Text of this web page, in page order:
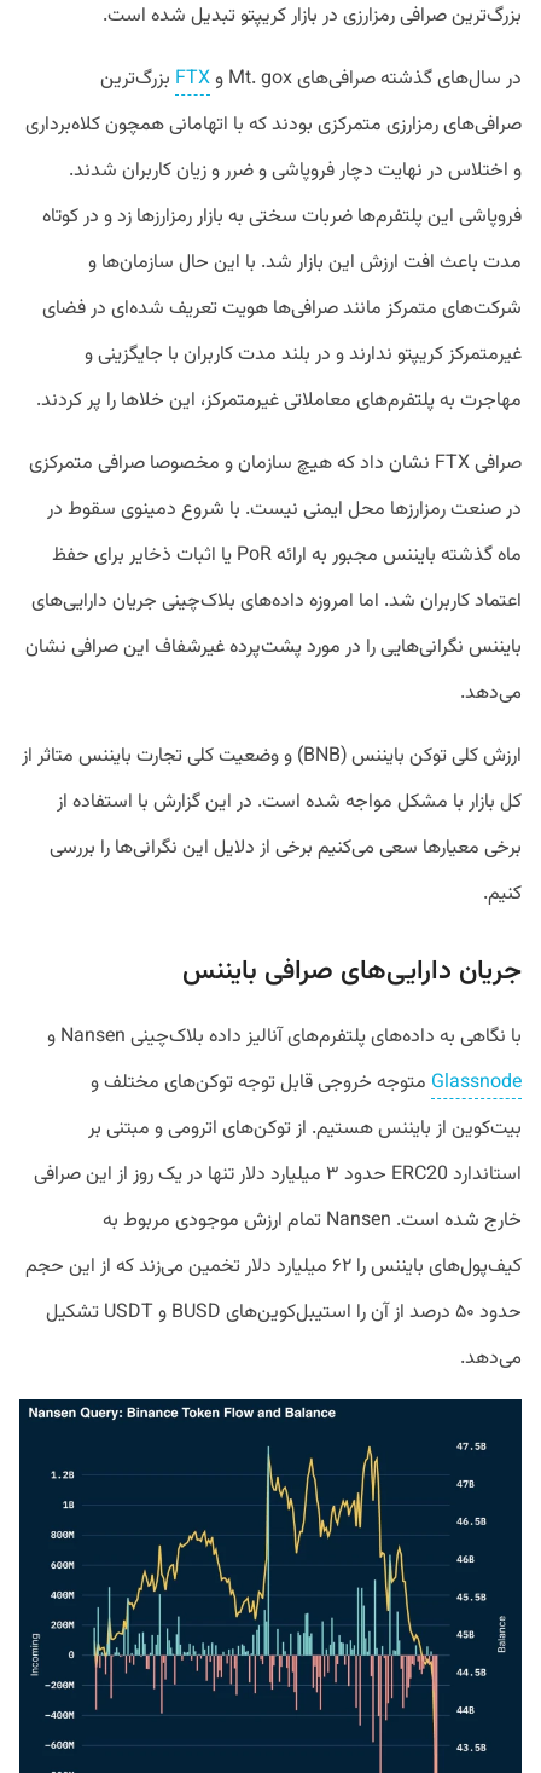
بزرگ‌ترین صرافی رمزارزی در بازار کریپتو تبدیل شده است.
در سال‌های گذشته صرافی‌های Mt. gox و FTX بزرگ‌ترین
صرافی‌های رمزارزی متمرکزی بودند که با اتهامانی همچون کلاه‌برداری
و اختلاس در نهایت دچار فروپاشی و ضرر و زیان کاربران شدند.
فروپاشی این پلتفرم‌ها ضربات سختی به بازار رمزارزها زد و در کوتاه
مدت باعث افت ارزش این بازار شد. با این حال سازمان‌ها و
شرکت‌های متمرکز مانند صرافی‌ها هویت تعریف شده‌ای در فضای
غیرمتمرکز کریپتو ندارند و در بلند مدت کاربران با جایگزینی و
مهاجرت به پلتفرم‌های معاملاتی غیرمتمرکز، این خلاها را پر کردند.
صرافی FTX نشان داد که هیچ سازمان و مخصوصا صرافی متمرکزی
در صنعت رمزارزها محل ایمنی نیست. با شروع دمینوی سقوط در
ماه گذشته بایننس مجبور به ارائه PoR یا اثبات ذخایر برای حفظ
اعتماد کاربران شد. اما امروزه داده‌های بلاک‌چینی جریان دارایی‌های
بایننس نگرانی‌هایی را در مورد پشت‌پرده غیرشفاف این صرافی نشان
می‌دهد.
ارزش کلی توکن بایننس (BNB) و وضعیت کلی تجارت بایننس متاثر از
کل بازار با مشکل مواجه شده است. در این گزارش با استفاده از
برخی معیارها سعی می‌کنیم برخی از دلایل این نگرانی‌ها را بررسی
کنیم.
جریان دارایی‌های صرافی بایننس
با نگاهی به داده‌های پلتفرم‌های آنالیز داده بلاک‌چینی Nansen و
Glassnode متوجه خروجی قابل توجه توکن‌های مختلف و
بیت‌کوین از بایننس هستیم. از توکن‌های اترومی و مبتنی بر
استاندارد ERC20 حدود ۳ میلیارد دلار تنها در یک روز از این صرافی
خارج شده است. Nansen تمام ارزش موجودی مربوط به
کیف‌پول‌های بایننس را ۶۲ میلیارد دلار تخمین می‌زند که از این حجم
حدود ۵۰ درصد از آن را استیبل‌کوین‌های BUSD و USDT تشکیل
می‌دهد.